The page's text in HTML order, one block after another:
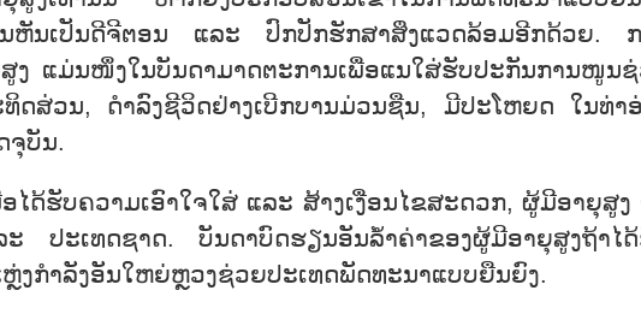
ນຫັນເປັນດີຈີຕອນ ແລະ ປົກປັກຮັກສາສິ່ງແວດລ້ອມອີກດ້ວຍ.
ງ ແມ່ນໜຶ່ງໃນບັນດາມາດຕະການເພື່ອແນໃສ່ຮັບປະກັນການໜູນ
ດສ່ວນ, ດຳລົງຊີວິດຢ່າງເບີກບານມ່ວນຊືນ, ມີປະໂຫຍດ ໃນທ່າ
ຈຸບັນ.
ໄດ້ຮັບຄວາມເອົາໃຈໃສ່ ແລະ ສ້າງເງື່ອນໄຂສະດວກ, ຜູ້ມີອາຍຸສູງ
ປະເທດຊາດ. ບັນດາບົດຮຽນອັນລ້ຳຄ່າຂອງຜູ້ມີອາຍຸສູງຖ້າໄ
ງກຳລັງອັນໃຫຍ່ຫຼວງຊ່ວຍປະເທດພັດທະນາແບບຍືນຍົງ.